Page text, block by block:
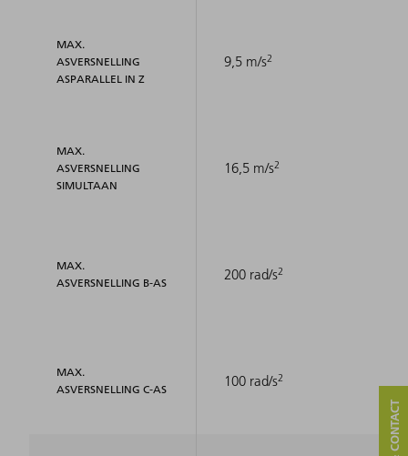
MAX.
ASVERSNELLING
ASPARALLEL IN Z
MAX.
ASVERSNELLING
SIMULTAAN
MAX.
ASVERSNELLING B-AS
MAX.
ASVERSNELLING C-AS
9,5 m/s2
16,5 m/s2
200 rad/s2
100 rad/s2